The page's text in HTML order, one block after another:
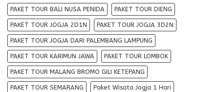
PAKET TOUR BALI NUSA PENIDA PAKET TOUR DIENG
PAKET TOUR JOGJA 2D1N PAKET TOUR JOGJA 3D2N
PAKET TOUR JOGJA DARI PALEMBANG LAMPUNG
PAKET TOUR KARIMUN JAWA PAKET TOUR LOMBOK
PAKET TOUR MALANG BROMO GILI KETEPANG
PAKET TOUR SEMARANG Paket Wisata Jogja 1 Hari